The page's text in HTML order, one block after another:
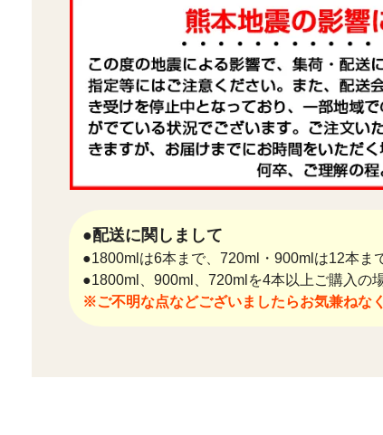
●配送に関しまして
●1800mlは6本まで、720ml・900mlは12本ま
●1800ml、900ml、720mlを4本以上ご購入の
※ご不明な点などございましたらお気兼ねな